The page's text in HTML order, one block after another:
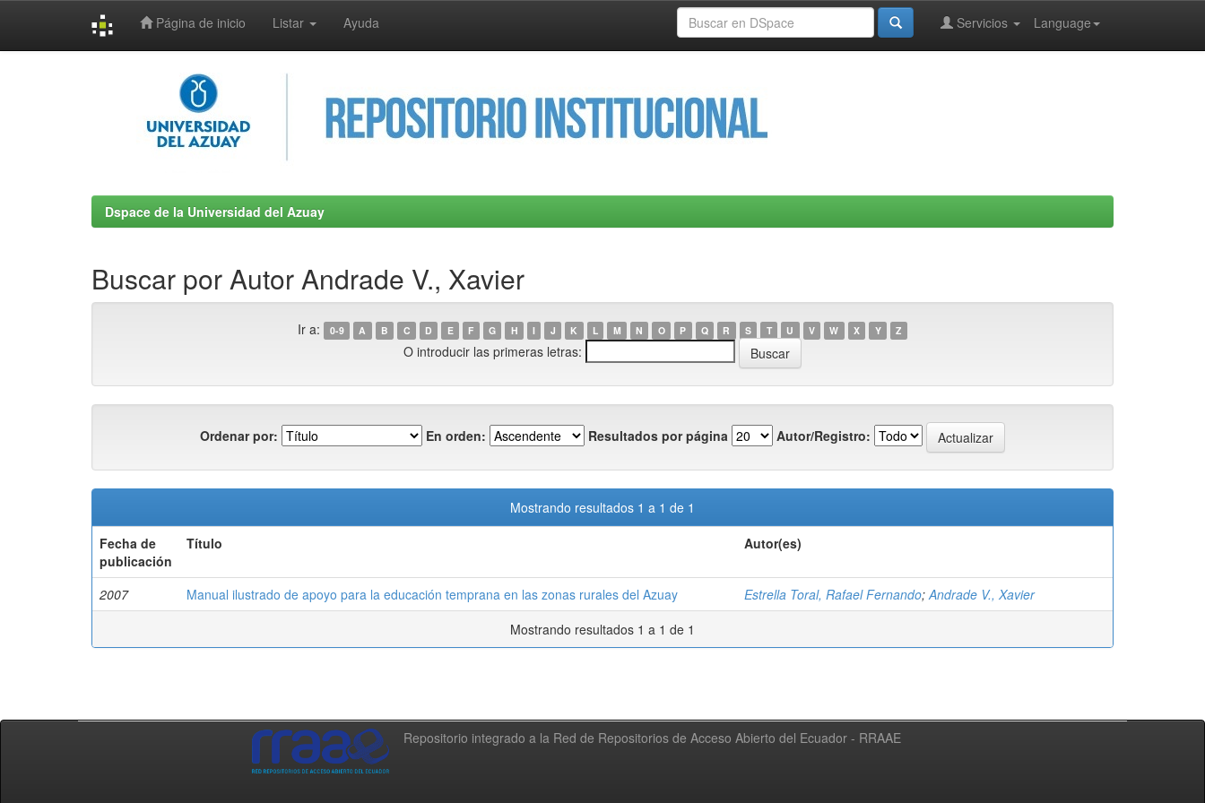
Página de inicio Listar Ayuda Language
Servicios
Dspace de la Universidad del Azuay
Buscar por Autor Andrade V., Xavier
Ir a: 0-9 A B C D E F G H I J K L M N O P Q R S T U V W X Y Z
O introducir las primeras letras:
Ordenar por: En orden: Resultados por página Autor/Registro:
Mostrando resultados 1 a 1 de 1
Fecha de
publicación
Título Autor(es)
2007 Manual ilustrado de apoyo para la educación temprana en las zonas rurales del Azuay Estrella Toral, Rafael Fernando;Andrade V., Xavier
Mostrando resultados 1 a 1 de 1
Repositorio integrado a la Red de Repositorios de Acceso Abierto del Ecuador - RRAAE